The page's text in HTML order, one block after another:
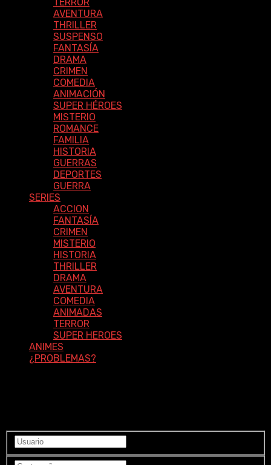
AVENTURA
THRILLER
SUSPENSO
FANTASÍA
DRAMA
CRIMEN
COMEDIA
ANIMACIÓN
SUPER HÉROES
MISTERIO
ROMANCE
FAMILIA
HISTORIA
GUERRAS
DEPORTES
GUERRA
SERIES
ACCION
FANTASÍA
CRIMEN
MISTERIO
HISTORIA
THRILLER
DRAMA
AVENTURA
COMEDIA
ANIMADAS
TERROR
SUPER HEROES
ANIMES
¿PROBLEMAS?